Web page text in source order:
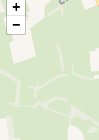
+
−